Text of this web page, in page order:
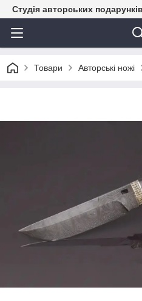
Студія авторських
Товари Авторські ножі